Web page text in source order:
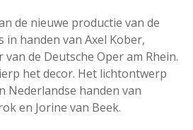
de nieuwe productie van de
handen van Axel Kober,
de Deutsche Oper am Rhein.
het decor. Het lichtontwerp
Nederlandse handen van
en Jorine van Beek.